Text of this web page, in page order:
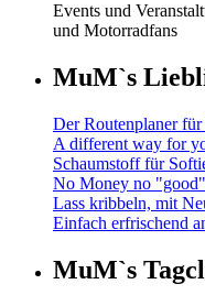
Events und
und Motorradfans
MuM`s
Der Routenplaner
A different way for
Schaumstoff für
No Money no
Lass kribbeln, mit
Einfach erfrischend
MuM`s